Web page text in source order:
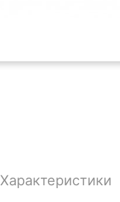
Характеристики